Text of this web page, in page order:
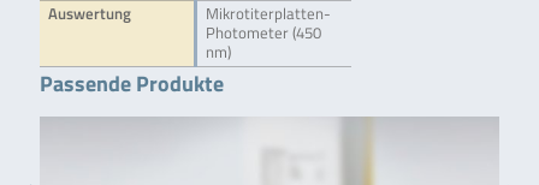
Auswertung
Mikrotiterplatten-
Photometer (450
nm)
Passende Produkte